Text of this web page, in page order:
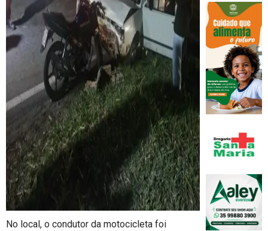
No local, o condutor da motocicleta foi